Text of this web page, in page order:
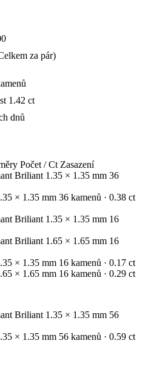
za pár)
1.42 ct
dnů
Počet / Ct Zasazení
Briliant 1.35 × 1.35 mm 36
× 1.35 mm 36 kamenů · 0.38 ct
Briliant 1.35 × 1.35 mm 16
Briliant 1.65 × 1.65 mm 16
× 1.35 mm 16 kamenů · 0.17 ct
× 1.65 mm 16 kamenů · 0.29 ct
Briliant 1.35 × 1.35 mm 56
× 1.35 mm 56 kamenů · 0.59 ct